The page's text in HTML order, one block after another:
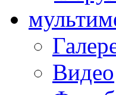
Видео